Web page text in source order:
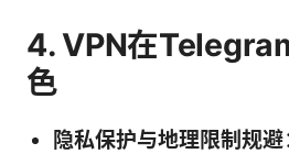
4. VPN在
色
隐私保护与地理限制规避